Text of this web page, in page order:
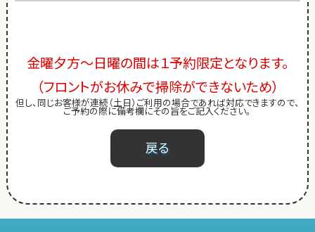
金曜夕方～日曜の間は１予約限定となります。
（フロントがお休みで掃除ができないため）
但し、同じお客様が連続（土日）ご利用の場合であれば対応できますので、
ご予約の際に備考欄にその旨をご記入ください。
戻る